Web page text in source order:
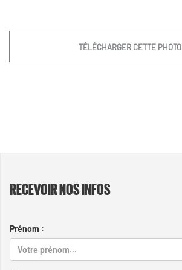
TÉLÉCHARGER CETTE PHOTO
RECEVOIR NOS INFOS
Prénom :